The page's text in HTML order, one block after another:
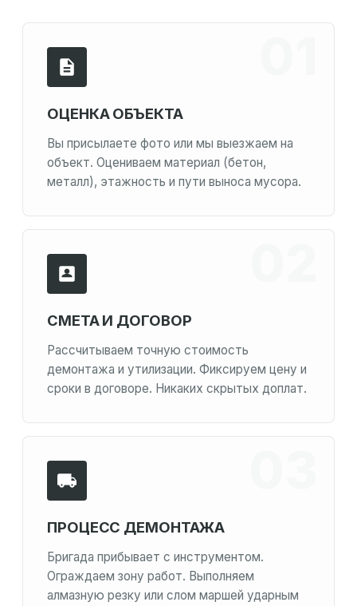
ОЦЕНКА ОБЪЕКТА
Вы присылаете фото или мы выезжаем на
объект. Оцениваем материал (бетон,
металл), этажность и пути выноса мусора.
СМЕТА И ДОГОВОР
Рассчитываем точную стоимость
демонтажа и утилизации. Фиксируем цену и
сроки в договоре. Никаких скрытых доплат.
ПРОЦЕСС ДЕМОНТАЖА
Бригада прибывает с инструментом.
Ограждаем зону работ. Выполняем
алмазную резку или слом маршей ударным